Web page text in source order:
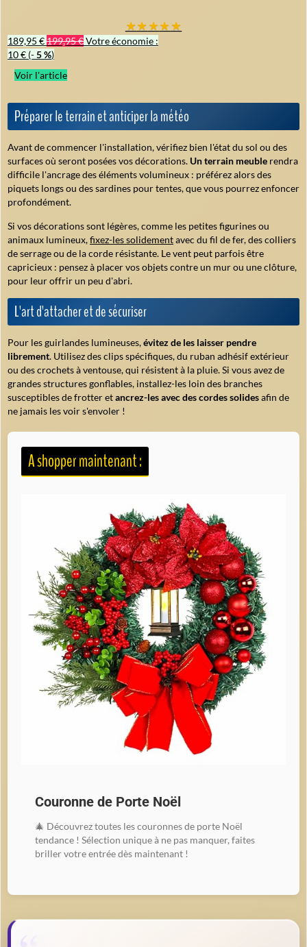
★★★★★
189,95 €199,95 €Votre économie :
10 € (-5 %)
Voir l'article
Préparer le terrain et anticiper la météo
Avant de commencer l'installation, vérifiez bien l'état du sol ou des
surfaces où seront posées vos décorations. Un terrain meuble rendra
difficile l'ancrage des éléments volumineux : préférez alors des
piquets longs ou des sardines pour tentes, que vous pourrez enfoncer
profondément.
Si vos décorations sont légères, comme les petites figurines ou
animaux lumineux,fixez-les solidementavec du fil de fer, des colliers
de serrage ou de la corde résistante. Le vent peut parfois être
capricieux : pensez à placer vos objets contre un mur ou une clôture,
pour leur offrir un peu d'abri.
L'art d'attacher et de sécuriser
Pour les guirlandes lumineuses,évitez de les laisser pendre
librement. Utilisez des clips spécifiques, du ruban adhésif extérieur
ou des crochets à ventouse, qui résistent à la pluie. Si vous avez de
grandes structures gonflables, installez-les loin des branches
susceptibles de frotter etancrez-les avec des cordes solidesafin de
ne jamais les voir s'envoler !
A shopper maintenant :
Couronne de Porte Noël
🎄 Découvrez toutes les couronnes de porte Noël
tendance ! Sélection unique à ne pas manquer, faites
briller votre entrée dès maintenant !